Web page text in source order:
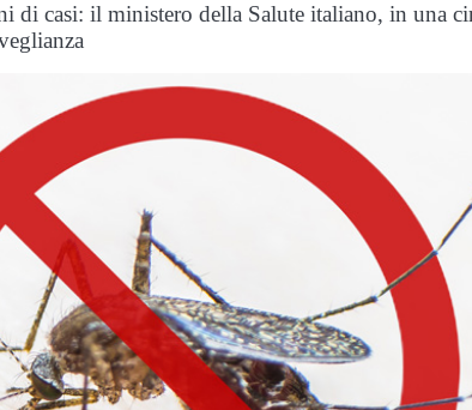
di casi: il ministero della Salute italiano, in una